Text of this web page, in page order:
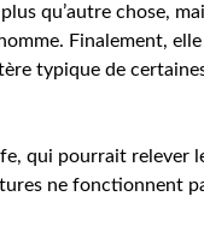
qu’autre chose,
Finalement, elle
typique de
qui pourrait relever
ne fonctionnent